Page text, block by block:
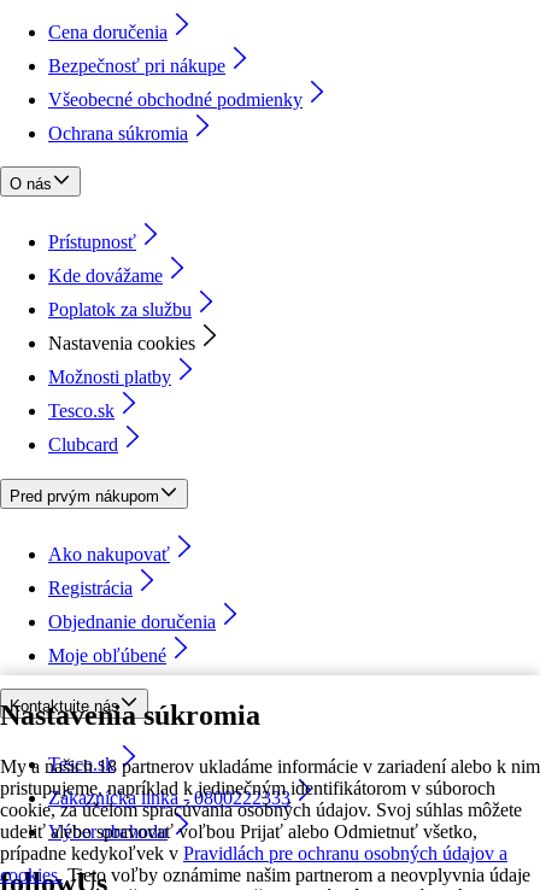
Nastavenia súkromia
My a našich 18 partnerov ukladáme informácie v zariadení alebo k nim
pristupujeme, napríklad k jedinečným identifikátorom v súboroch
cookie, za účelom spracúvania osobných údajov. Svoj súhlas môžete
udeliť alebo spravovať voľbou Prijať alebo Odmietnuť všetko,
prípadne kedykoľvek v Pravidlách pre ochranu osobných údajov a
cookies. Tieto voľby oznámime našim partnerom a neovplyvnia údaje
Cena doručenia
Bezpečnosť pri nákupe
Všeobecné obchodné podmienky
Ochrana súkromia
O nás
Prístupnosť
Kde dovážame
Poplatok za službu
Nastavenia cookies
Možnosti platby
Tesco.sk
Clubcard
Pred prvým nákupom
Ako nakupovať
Registrácia
Objednanie doručenia
Moje obľúbené
Kontaktujte nás
Tesco.sk
Zákaznícka linka - 0800222333
Výber obchodu
followUs